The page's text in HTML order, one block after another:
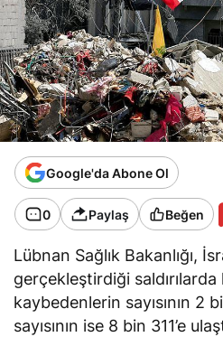
Google'da Abone Ol
0 Paylaş Beğen
Lübnan Sağlık Bakanlığı,
gerçekleştirdiği saldırılarda
kaybedenlerin sayısının 2
sayısının ise 8 bin 311’e